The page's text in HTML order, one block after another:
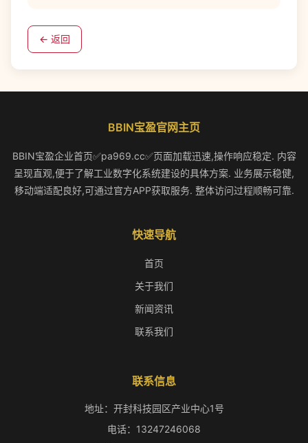
← 返回
BBIN宝盈官网主页
BBIN宝盈企业首页✅pa969.cc✅页面加载迅速,操作响应稳定. 内容
呈现直观,便于了解工业数字化系统建设的具体方案. 业务展示稳健,
移动端适配良好,可通过官方APP获取服务. 整体访问过程顺畅可靠.
快速导航
首页
关于我们
新闻资讯
联系我们
联系信息
地址：开封科技园区产业中心1号
电话：13247246068